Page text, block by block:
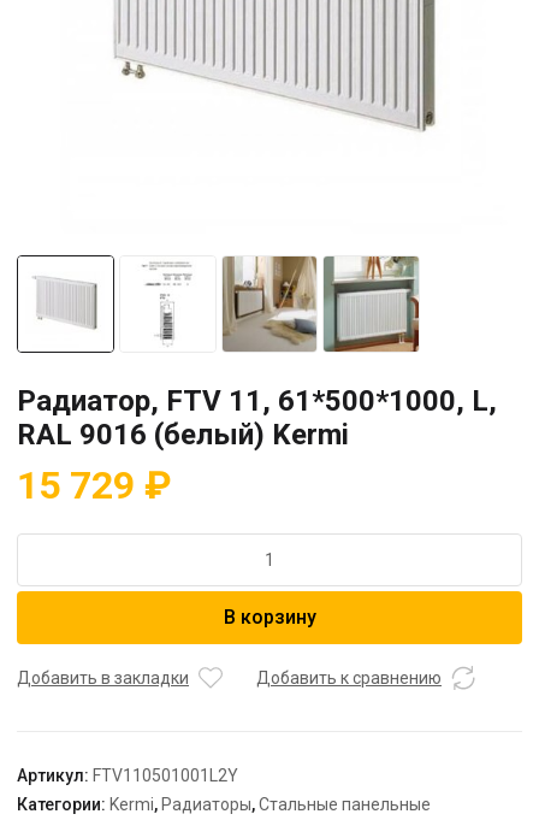
Радиатор, FTV 11, 61*500*1000, L,
RAL 9016 (белый) Kermi
15 729 ₽
Радиатор,
61*500*1000,
(белый)
Kermi
В корзину
Добавить в закладки Добавить к сравнению
Артикул: FTV110501001L2Y
Категории: Kermi, Радиаторы,Стальные панельные